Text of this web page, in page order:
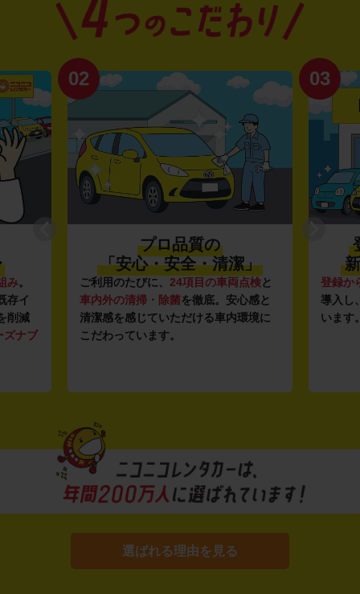
み。
存イ
削減
ズナブ
02
プロ品質の
「安心・安全・清潔」
ご利用のたびに、 24項目の車両点検と
車内外の清掃・除菌を徹底。安心感と
清潔感を感じていただける車内環境に
こだわっています。
03
登録か
導入し
います
選ばれる理由を見る